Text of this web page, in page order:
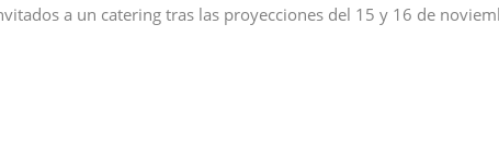
a un catering tras las proyecciones del 15 y 16 de